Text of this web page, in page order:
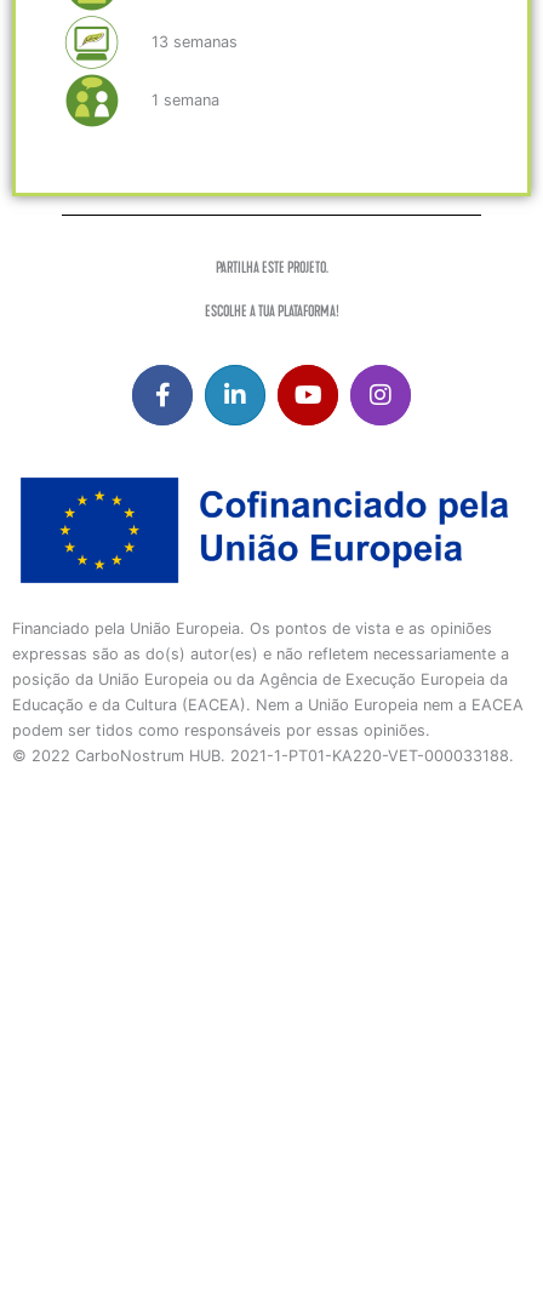
13 semanas
1 semana
PARTILHA ESTE PROJETO.
ESCOLHE A TUA PLATAFORMA!
Financiado pela União Europeia. Os pontos de vista e as opiniões
expressas são as do(s) autor(es) e não refletem necessariamente a
posição da União Europeia ou da Agência de Execução Europeia da
Educação e da Cultura (EACEA). Nem a União Europeia nem a EACEA
podem ser tidos como responsáveis por essas opiniões.
© 2022 CarboNostrum HUB. 2021-1-PT01-KA220-VET-000033188.